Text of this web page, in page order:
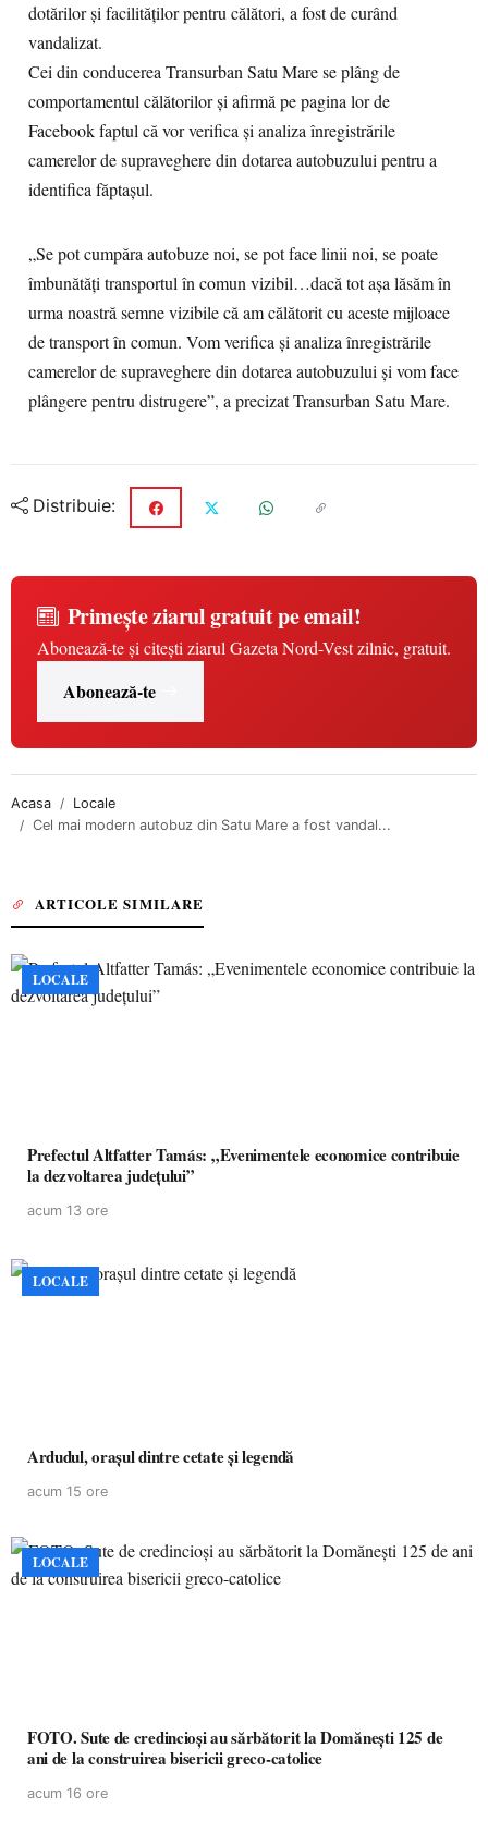
dotărilor și facilităților pentru călători, a fost de curând
vandalizat.
Cei din conducerea Transurban Satu Mare se plâng de
comportamentul călătorilor și afirmă pe pagina lor de
Facebook faptul că vor verifica și analiza înregistrările
camerelor de supraveghere din dotarea autobuzului pentru a
identifica făptașul.
„Se pot cumpăra autobuze noi, se pot face linii noi, se poate
îmbunătăți transportul în comun vizibil…dacă tot așa lăsăm în
urma noastră semne vizibile că am călătorit cu aceste mijloace
de transport în comun. Vom verifica și analiza înregistrările
camerelor de supraveghere din dotarea autobuzului și vom face
plângere pentru distrugere”, a precizat Transurban Satu Mare.
Distribuie:
Primește ziarul gratuit pe email!
Abonează-te și citești ziarul Gazeta Nord-Vest zilnic, gratuit.
Abonează-te
Acasa
Locale
Cel mai modern autobuz din Satu Mare a fost vandal...
ARTICOLE SIMILARE
LOCALE
Prefectul Altfatter Tamás: „Evenimentele economice contribuie
la dezvoltarea județului”
acum 13 ore
LOCALE
Ardudul, orașul dintre cetate și legendă
acum 15 ore
LOCALE
FOTO. Sute de credincioși au sărbătorit la Domănești 125 de
ani de la construirea bisericii greco-catolice
acum 16 ore